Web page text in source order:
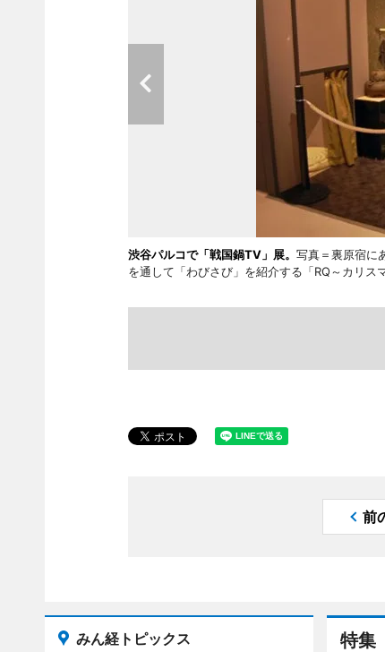
渋谷パルコで「戦国鍋TV」展。 写真＝裏原宿に
を通して「わびさび」を紹介する「RQ～カリ
前
特集
みん経トピックス